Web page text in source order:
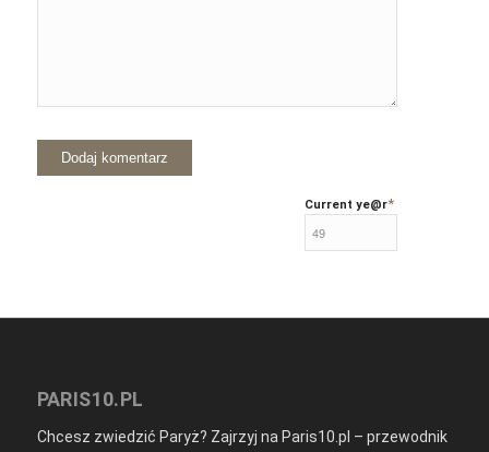
Current ye@r*
PARIS10.PL
Chcesz zwiedzić Paryż? Zajrzyj na Paris10.pl – przewodnik